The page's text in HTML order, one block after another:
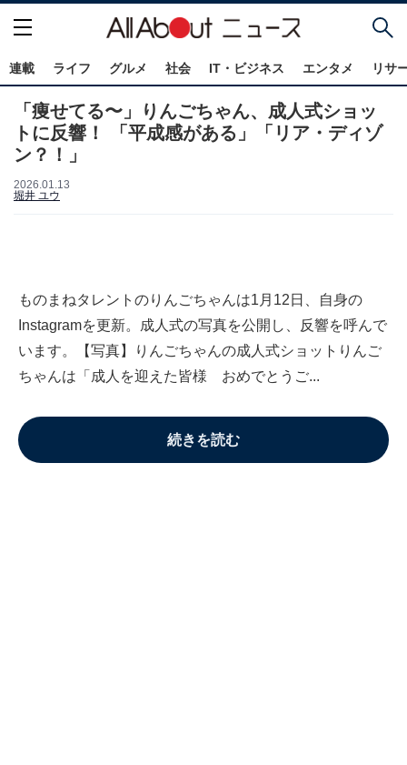
連載 ライフ グルメ 社会 IT・ビジネス エンタメ リサ
「痩せてる〜」りんごちゃん、成人式ショッ
トに反響！ 「平成感がある」「リア・ディゾ
ン？！」
2026.01.13
堀井 ユウ
ものまねタレントのりんごちゃんは1月12日、自身の
Instagramを更新。成人式の写真を公開し、反響を呼んで
います。【写真】りんごちゃんの成人式ショットりんご
ちゃんは「成人を迎えた皆様 おめでとうご...
続きを読む